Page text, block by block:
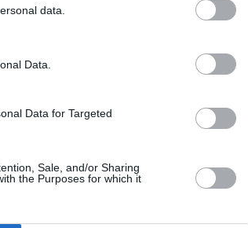
data.
Data.
Data for Targeted
Sale, and/or Sharing
the Purposes for which it
2024